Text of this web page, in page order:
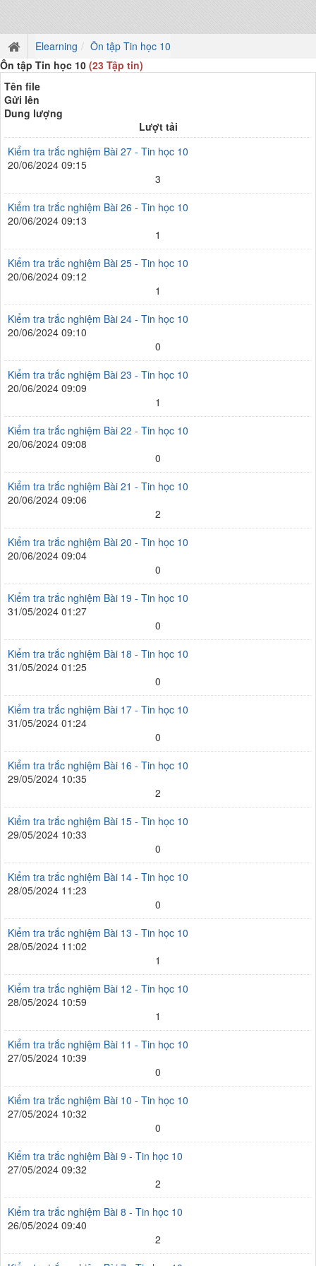
Elearning
Ôn tập Tin học 10
Ôn tập Tin học 10 (23 Tập tin)
Tên file
Gửi lên
Dung lượng
Lượt tải
Kiểm tra trắc nghiệm Bài 27 - Tin học 10
20/06/2024 09:15
3
Kiểm tra trắc nghiệm Bài 26 - Tin học 10
20/06/2024 09:13
1
Kiểm tra trắc nghiệm Bài 25 - Tin học 10
20/06/2024 09:12
1
Kiểm tra trắc nghiệm Bài 24 - Tin học 10
20/06/2024 09:10
0
Kiểm tra trắc nghiệm Bài 23 - Tin học 10
20/06/2024 09:09
1
Kiểm tra trắc nghiệm Bài 22 - Tin học 10
20/06/2024 09:08
0
Kiểm tra trắc nghiệm Bài 21 - Tin học 10
20/06/2024 09:06
2
Kiểm tra trắc nghiệm Bài 20 - Tin học 10
20/06/2024 09:04
0
Kiểm tra trắc nghiệm Bài 19 - Tin học 10
31/05/2024 01:27
0
Kiểm tra trắc nghiệm Bài 18 - Tin học 10
31/05/2024 01:25
0
Kiểm tra trắc nghiệm Bài 17 - Tin học 10
31/05/2024 01:24
0
Kiểm tra trắc nghiệm Bài 16 - Tin học 10
29/05/2024 10:35
2
Kiểm tra trắc nghiệm Bài 15 - Tin học 10
29/05/2024 10:33
0
Kiểm tra trắc nghiệm Bài 14 - Tin học 10
28/05/2024 11:23
0
Kiểm tra trắc nghiệm Bài 13 - Tin học 10
28/05/2024 11:02
1
Kiểm tra trắc nghiệm Bài 12 - Tin học 10
28/05/2024 10:59
1
Kiểm tra trắc nghiệm Bài 11 - Tin học 10
27/05/2024 10:39
0
Kiểm tra trắc nghiệm Bài 10 - Tin học 10
27/05/2024 10:32
0
Kiểm tra trắc nghiệm Bài 9 - Tin học 10
27/05/2024 09:32
2
Kiểm tra trắc nghiệm Bài 8 - Tin học 10
26/05/2024 09:40
2